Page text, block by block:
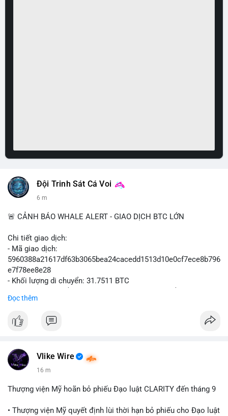
Đội Trinh Sát Cá Voi
6 m
🚨 CẢNH BÁO WHALE ALERT - GIAO DỊCH BTC LỚN
Chi tiết giao dịch:
- Mã giao dịch:
5960388a21617df63b3065bea24cacedd1513d10e0cf7ece8b796
e7f78ee8e28
- Khối lượng di chuyển: 31.7511 BTC
USD)
Đọc thêm
Vlike Wire
16 m
Thượng viện Mỹ hoãn bỏ phiếu Đạo luật CLARITY đến tháng 9
• Thượng viện Mỹ quyết định lùi thời hạn bỏ phiếu cho Đạo luật